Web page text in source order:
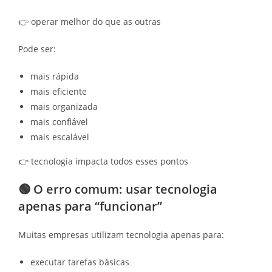
👉 operar melhor do que as outras
Pode ser:
mais rápida
mais eficiente
mais organizada
mais confiável
mais escalável
👉 tecnologia impacta todos esses pontos
🟢 O erro comum: usar tecnologia
apenas para “funcionar”
Muitas empresas utilizam tecnologia apenas para:
executar tarefas básicas